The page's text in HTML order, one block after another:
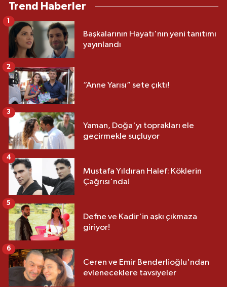
Trend Haberler
Başkalarının Hayatı'nın yeni tanıtımı
yayınlandı
1
“Anne Yarısı” sete çıktı!
2
Yaman, Doğa'yı toprakları ele
geçirmekle suçluyor
3
Mustafa Yıldıran Halef: Köklerin
Çağrısı'nda!
4
Defne ve Kadir'in aşkı çıkmaza
giriyor!
5
Ceren ve Emir Benderlioğlu'ndan
evleneceklere tavsiyeler
6